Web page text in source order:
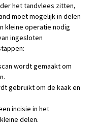
het tandvlees zitten,
moet mogelijk in delen
kleine operatie nodig
ingesloten
wordt gemaakt om
gebruikt om de kaak en
incisie in het
delen.